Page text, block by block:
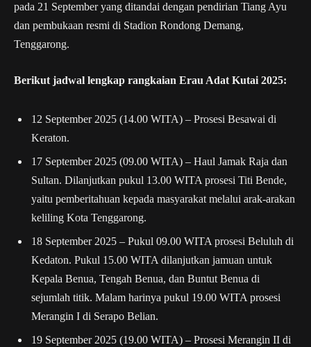
pada 21 September yang ditandai dengan pendirian Tiang Ayu
dan pembukaan resmi di Stadion Rondong Demang,
Tenggarong.
Berikut jadwal lengkap rangkaian Erau Adat Kutai 2025:
12 September 2025 (14.00 WITA) – Prosesi Besawai di
Keraton.
17 September 2025 (09.00 WITA) – Haul Jamak Raja dan
Sultan. Dilanjutkan pukul 13.00 WITA prosesi Titi Bende,
yaitu pemberitahuan kepada masyarakat melalui arak-arakan
keliling Kota Tenggarong.
18 September 2025 – Pukul 09.00 WITA prosesi Beluluh di
Kedaton. Pukul 15.00 WITA dilanjutkan jamuan untuk
Kepala Benua, Tengah Benua, dan Buntut Benua di
sejumlah titik. Malam harinya pukul 19.00 WITA prosesi
Merangin I di Serapo Belian.
19 September 2025 (19.00 WITA) – Prosesi Merangin II di